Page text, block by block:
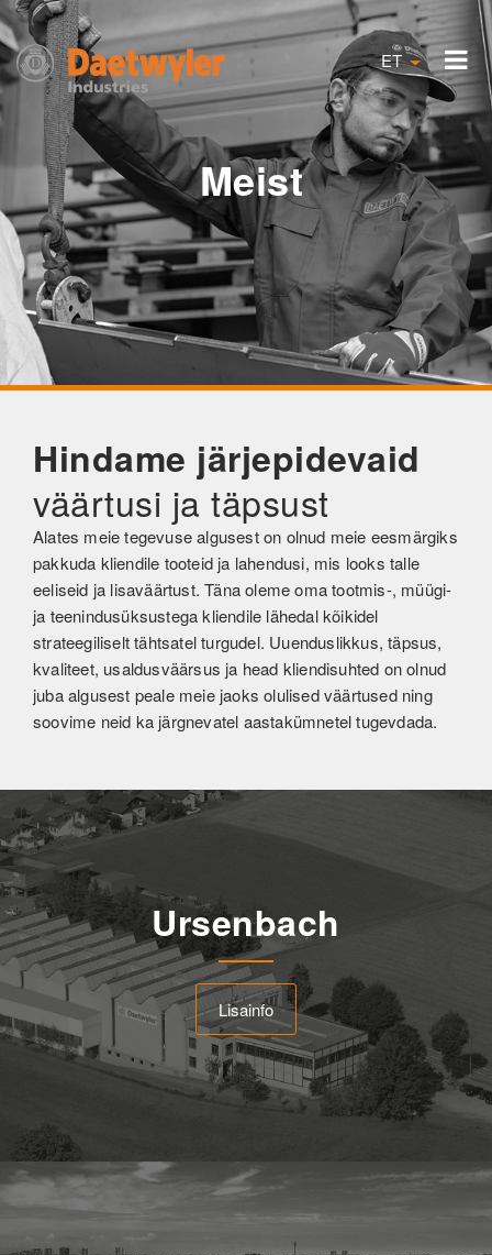
ET
Meist
Hindame järjepidevaid
väärtusi ja täpsust
Alates meie tegevuse algusest on olnud meie eesmärgiks
pakkuda kliendile tooteid ja lahendusi, mis looks talle
eeliseid ja lisaväärtust. Täna oleme oma tootmis-, müügi-
ja teenindusüksustega kliendile lähedal kõikidel
strateegiliselt tähtsatel turgudel. Uuenduslikkus, täpsus,
kvaliteet, usaldusväärsus ja head kliendisuhted on olnud
juba algusest peale meie jaoks olulised väärtused ning
soovime neid ka järgnevatel aastakümnetel tugevdada.
Ursenbach
Lisainfo